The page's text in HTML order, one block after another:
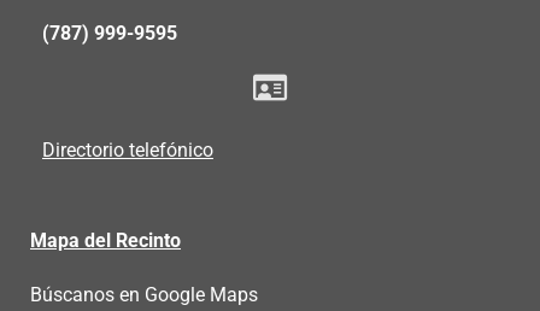
(787) 999-9595
Directorio telefónico
Mapa del Recinto
Búscanos en Google Maps